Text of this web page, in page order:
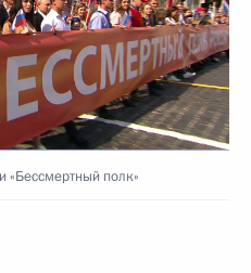
«Бессмертный полк»